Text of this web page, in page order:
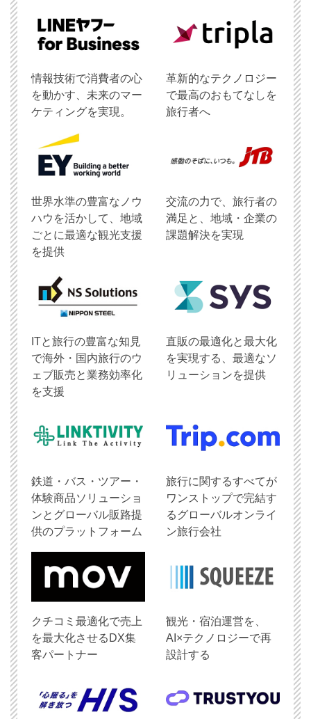
情報技術で消費者の心
を動かす、未来のマー
ケティングを実現。
革新的なテクノロジー
で最高のおもてなしを
旅行者へ
世界水準の豊富なノウ
ハウを活かして、地域
ごとに最適な観光支援
を提供
交流の力で、旅行者の
満足と、地域・企業の
課題解決を実現
ITと旅行の豊富な知見
で海外・国内旅行のウ
ェブ販売と業務効率化
を支援
直販の最適化と最大化
を実現する、最適なソ
リューションを提供
鉄道・バス・ツアー・
体験商品ソリューショ
ンとグローバル販路提
供のプラットフォーム
旅行に関するすべてが
ワンストップで完結す
るグローバルオンライ
ン旅行会社
クチコミ最適化で売上
を最大化させるDX集
客パートナー
観光・宿泊運営を、
AI×テクノロジーで再
設計する